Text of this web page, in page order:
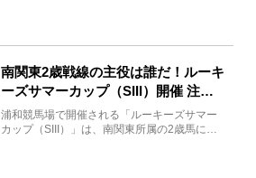
南関東2歳戦線の主役は誰だ！ルーキ
ーズサマーカップ（SIII）開催 注目
馬と見どころをチェック
浦和競馬場で開催される「ルーキーズサマー
カップ（SIII）」は、南関東所属の2歳馬によ